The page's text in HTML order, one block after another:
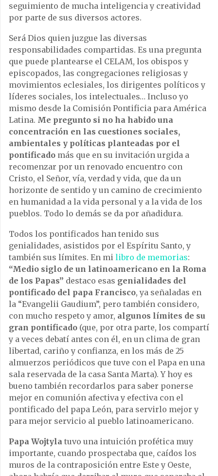
seguimiento de mucha inteligencia y creatividad
por parte de sus diversos actores.
Será Dios quien juzgue las diversas
responsabilidades compartidas. Es una pregunta
que puede plantearse el CELAM, los obispos y
episcopados, las congregaciones religiosas y
movimientos eclesiales, los dirigentes políticos y
líderes sociales, los intelectuales… Incluso yo
mismo desde la Comisión Pontificia para América
Latina. Me pregunto si no ha habido una
concentración en las cuestiones sociales,
ambientales y políticas planteadas por el
pontificado más que en su invitación urgida a
recomenzar por un renovado encuentro con
Cristo, el Señor, vía, verdad y vida, que da un
horizonte de sentido y un camino de crecimiento
en humanidad a la vida personal y a la vida de los
pueblos. Todo lo demás se da por añadidura.
Todos los pontificados han tenido sus
genialidades, asistidos por el Espíritu Santo, y
también sus límites. En mi libro de memorias:
“Medio siglo de un latinoamericano en la Roma
de los Papas” destaco esas genialidades del
pontificado del papa Francisco, ya señaladas en
la “Evangelii Gaudium”, pero también considero,
con mucho respeto y amor, algunos límites de su
gran pontificado (que, por otra parte, los compartí
y a veces debatí antes con él, en un clima de gran
libertad, cariño y confianza, en los más de 25
almuerzos periódicos que tuve con el Papa en una
sala reservada de la casa Santa Marta). Y hoy es
bueno también recordarlos para saber ponerse
mejor en comunión afectiva y efectiva con el
pontificado del papa León, para servirlo mejor y
para mejor servicio al pueblo latinoamericano.
Papa Wojtyla tuvo una intuición profética muy
importante, cuando prospectaba que, caídos los
muros de la contraposición entre Este y Oeste,